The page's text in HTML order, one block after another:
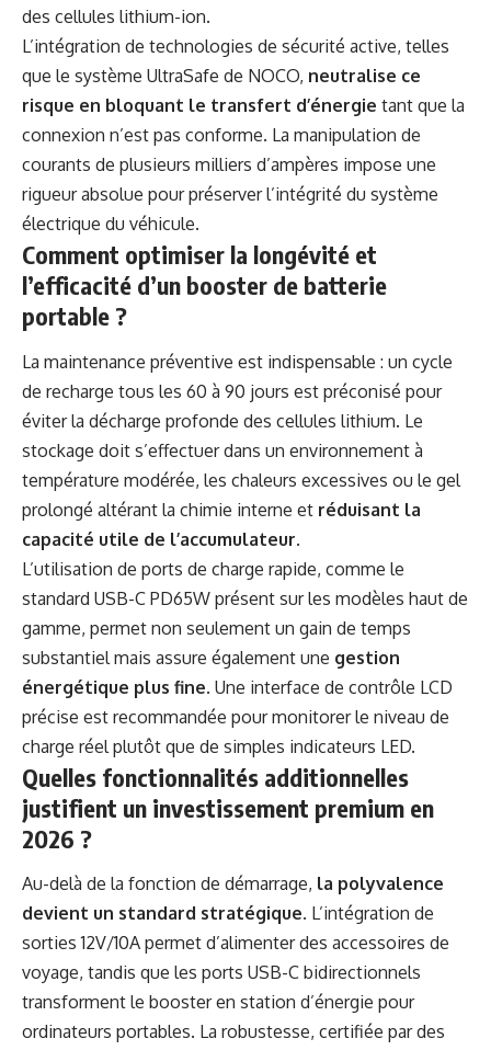
des cellules lithium-ion.
L’intégration de technologies de sécurité active, telles
que le système UltraSafe de NOCO, neutralise ce
risque en bloquant le transfert d’énergie tant que la
connexion n’est pas conforme. La manipulation de
courants de plusieurs milliers d’ampères impose une
rigueur absolue pour préserver l’intégrité du système
électrique du véhicule.
Comment optimiser la longévité et
l’efficacité d’un booster de batterie
portable ?
La maintenance préventive est indispensable : un cycle
de recharge tous les 60 à 90 jours est préconisé pour
éviter la décharge profonde des cellules lithium. Le
stockage doit s’effectuer dans un environnement à
température modérée, les chaleurs excessives ou le gel
prolongé altérant la chimie interne et réduisant la
capacité utile de l’accumulateur.
L’utilisation de ports de charge rapide, comme le
standard USB-C PD65W présent sur les modèles haut de
gamme, permet non seulement un gain de temps
substantiel mais assure également une gestion
énergétique plus fine. Une interface de contrôle LCD
précise est recommandée pour monitorer le niveau de
charge réel plutôt que de simples indicateurs LED.
Quelles fonctionnalités additionnelles
justifient un investissement premium en
2026 ?
Au-delà de la fonction de démarrage, la polyvalence
devient un standard stratégique. L’intégration de
sorties 12V/10A permet d’alimenter des accessoires de
voyage, tandis que les ports USB-C bidirectionnels
transforment le booster en station d’énergie pour
ordinateurs portables. La robustesse, certifiée par des